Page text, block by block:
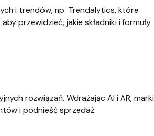
i trendów, np. Trendalytics, które
przewidzieć, jakie składniki i formuły
rozwiązań. Wdrażając AI i AR, marki
i podnieść sprzedaż.